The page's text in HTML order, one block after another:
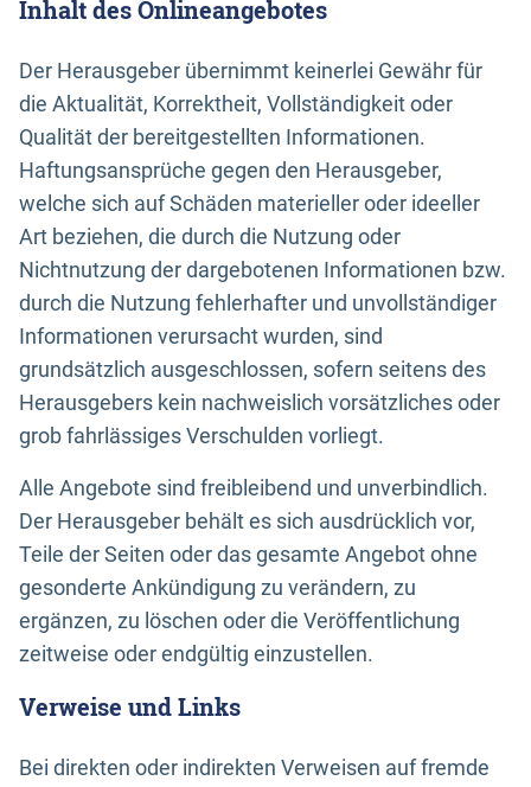
Inhalt des Onlineangebotes
Der Herausgeber übernimmt keinerlei Gewähr für
die Aktualität, Korrektheit, Vollständigkeit oder
Qualität der bereitgestellten Informationen.
Haftungsansprüche gegen den Herausgeber,
welche sich auf Schäden materieller oder ideeller
Art beziehen, die durch die Nutzung oder
Nichtnutzung der dargebotenen Informationen bzw.
durch die Nutzung fehlerhafter und unvollständiger
Informationen verursacht wurden, sind
grundsätzlich ausgeschlossen, sofern seitens des
Herausgebers kein nachweislich vorsätzliches oder
grob fahrlässiges Verschulden vorliegt.
Alle Angebote sind freibleibend und unverbindlich.
Der Herausgeber behält es sich ausdrücklich vor,
Teile der Seiten oder das gesamte Angebot ohne
gesonderte Ankündigung zu verändern, zu
ergänzen, zu löschen oder die Veröffentlichung
zeitweise oder endgültig einzustellen.
Verweise und Links
Bei direkten oder indirekten Verweisen auf fremde